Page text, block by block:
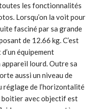
les fonctionnalités
Lorsqu’on la voit pour
fasciné par sa grande
de 12.66 kg. C’est
équipement
lourd. Outre sa
aussi un niveau de
réglage de l’horizontalité
boitier avec objectif est